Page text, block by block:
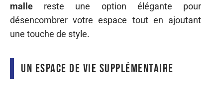
malle reste une option élégante pour
désencombrer votre espace tout en ajoutant
une touche de style.
Un espace de vie supplémentaire